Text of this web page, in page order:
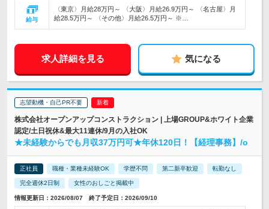
給与
〈東京〉月給28万円～ 〈大阪〉月給26.9万円～ 〈名古屋〉月
給28.5万円～ 〈その他〉月給26.5万円～ ※…
求人詳細を見る 気になる
志望動機・自己PR不要
株式会社オープンアップコンストラクション | 上場GROUP&ホワイト企業
認定/土日祝休&最大11連休/9月の入社OK
★未経験からでも月収37万円可★年休120日！【経理事務】/o
正社員 職種・業種未経験OK 学歴不問 第二新卒歓迎 転勤なし
完全週休2日制 女性のおしごと掲載中
情報更新日：2026/08/07 終了予定日：2026/09/10